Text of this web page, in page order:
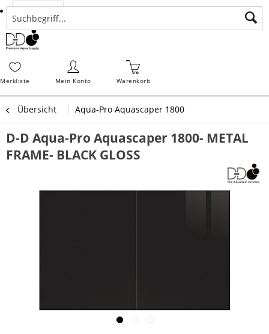
Suchen
Merkliste Mein Konto
Bestellungen Schnellerfassung
Warenkorb
Übersicht Aqua-Pro Aquascaper 1800
D-D Aqua-Pro Aquascaper 1800- METAL
FRAME- BLACK GLOSS